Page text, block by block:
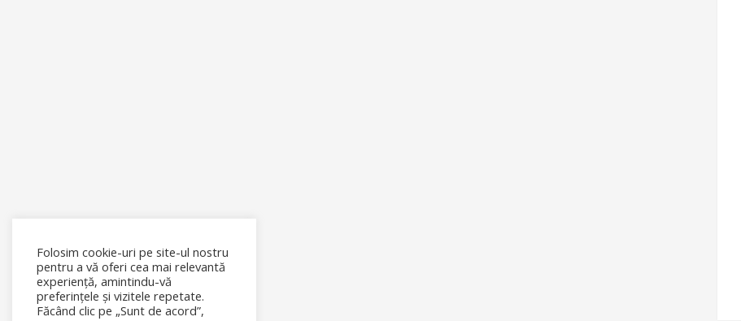
Folosim cookie-uri pe site-ul nostru
pentru a vă oferi cea mai relevantă
experiență, amintindu-vă
preferințele și vizitele repetate.
Făcând clic pe „Sunt de acord”,